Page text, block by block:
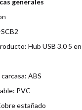
Hub USB 3.0 5 en
ABS
PVC
estañado